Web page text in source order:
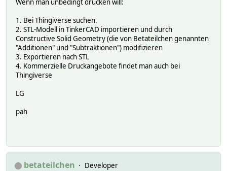
Wenn man unbedingt drucken will:
1. Bei Thingiverse suchen.
2. STL-Modell in TinkerCAD importieren und durch
Constructive Solid Geometry (die von Betateilchen genannten
"Additionen" und "Subtraktionen") modifizieren
3. Exportieren nach STL
4. Kommerzielle Druckangebote findet man auch bei
Thingiverse
LG
pah
betateilchen
Developer